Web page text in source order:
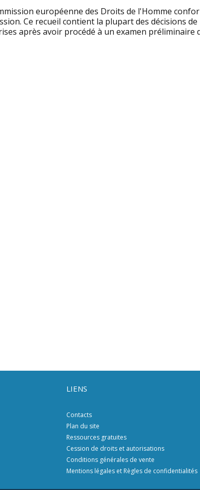
européenne des Droits de l'Homme
Ce recueil contient la plupart des décisions de
après avoir procédé à un examen préliminaire
LIENS
Contacts
Plan du site
Ressources gratuites
Cession de droits et autorisations
Conditions générales de vente
Mentions légales et Règles de confidentialités